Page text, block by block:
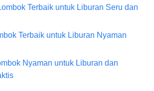
Terbaik untuk Liburan Seru dan
Terbaik untuk Liburan Nyaman
Nyaman untuk Liburan dan